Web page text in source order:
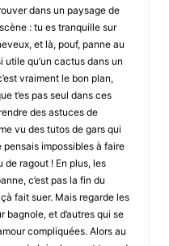
dans un paysage de
: tu es tranquille sur
et là, pouf, panne au
utile qu’un cactus dans un
vraiment le bon plan,
t’es pas seul dans ces
des astuces de
vu des tutos de gars qui
impossibles à faire
ragout ! En plus, les
c’est pas la fin du
fait suer. Mais regarde les
et d’autres qui se
compliquées. Alors au